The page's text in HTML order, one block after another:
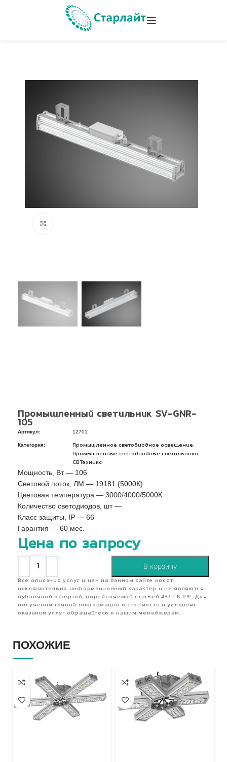
Промышленный светильник SV-GNR-
105
Артикул: 12701
Категория: Промышленное светодиодное освещение
Промышленные светодиодные светильники
СВТехникс
Мощность, Вт — 106
Световой поток, ЛМ — 19181 (5000К)
Цветовая температура — 3000/4000/5000К
Количество светодиодов, шт —
Класс защиты, IP — 66
Гарантия — 60 мес.
Цена по запросу
В корзину
Все описания услуг и цен на данном сайте носят
исключительно информационный характер и не являются
публичной офертой, определяемой статьей 437 ГК РФ. Для
получения точной информации о стоимости и условиях
оказания услуг обращайтесь к нашим менеджерам.
ПОХОЖИЕ